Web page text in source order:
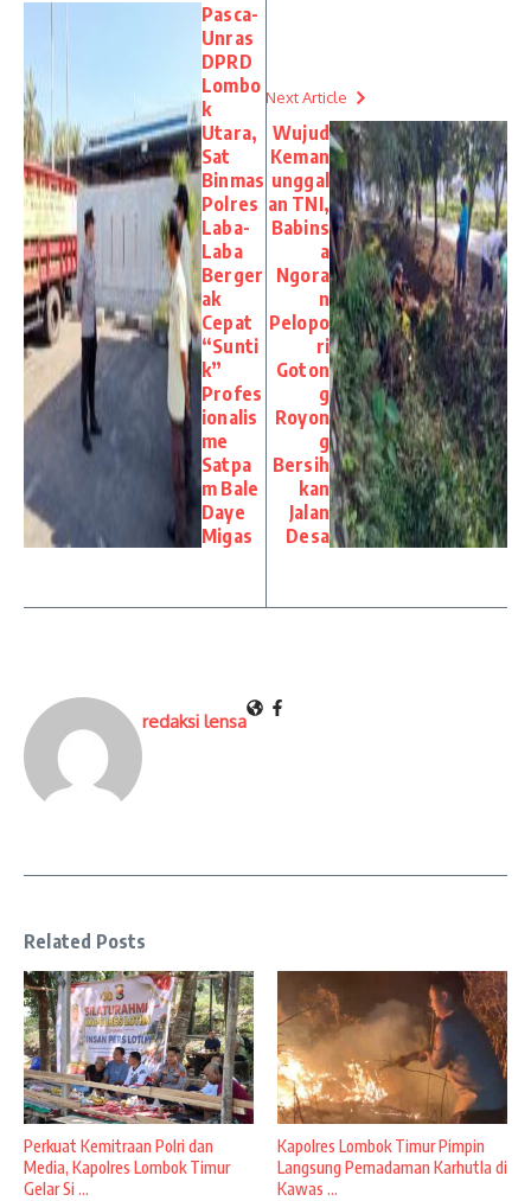
Pasca-
Unras
DPRD
Lombo
k
Utara,
Sat
Binmas
Polres
Laba-
Laba
Berger
ak
Cepat
“Sunti
k”
Profes
ionalis
me
Satpa
m Bale
Daye
Migas
Next Article
Wujud
Keman
unggal
an TNI,
Babins
a
Ngora
n
Pelopo
ri
Goton
g
Royon
g
Bersih
kan
Jalan
Desa
redaksi lensa
Related Posts
Perkuat Kemitraan Polri dan
Media, Kapolres Lombok Timur
Gelar Si ...
Kapolres Lombok Timur Pimpin
Langsung Pemadaman Karhutla di
Kawas ...